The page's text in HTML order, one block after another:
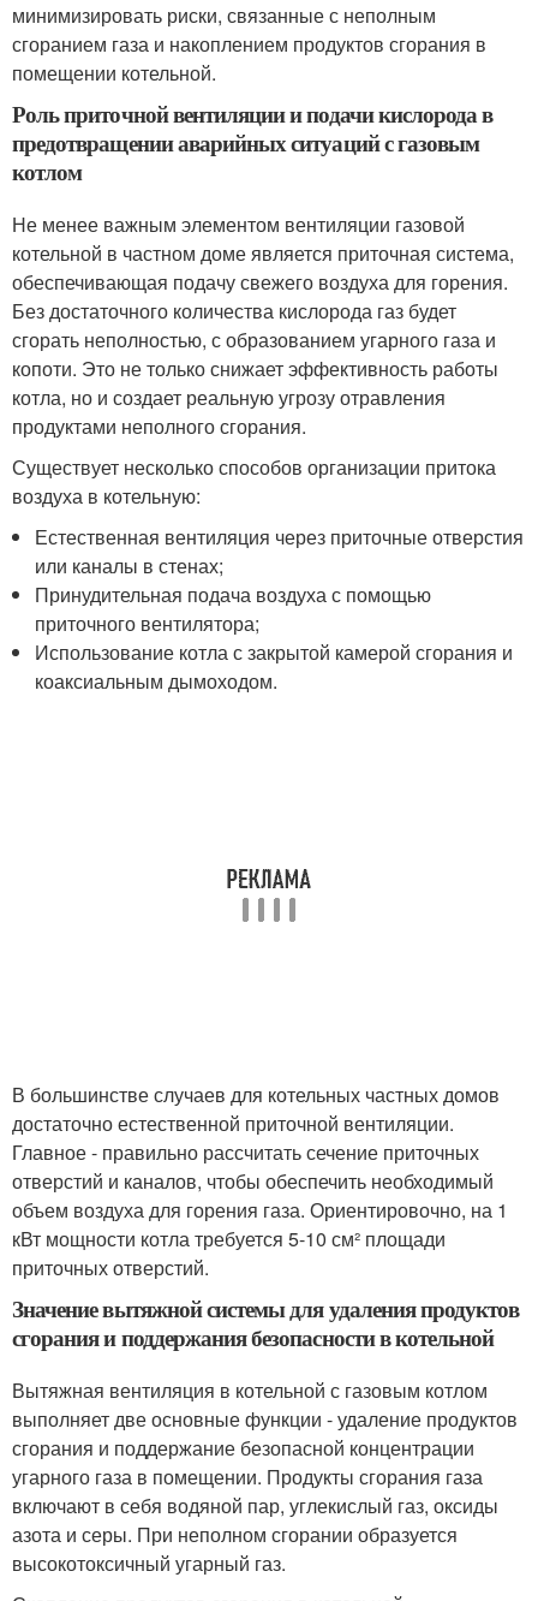
минимизировать риски, связанные с неполным
сгоранием газа и накоплением продуктов сгорания в
помещении котельной.
Роль приточной вентиляции и подачи кислорода в
предотвращении аварийных ситуаций с газовым
котлом
Не менее важным элементом вентиляции газовой
котельной в частном доме является приточная система,
обеспечивающая подачу свежего воздуха для горения.
Без достаточного количества кислорода газ будет
сгорать неполностью, с образованием угарного газа и
копоти. Это не только снижает эффективность работы
котла, но и создает реальную угрозу отравления
продуктами неполного сгорания.
Существует несколько способов организации притока
воздуха в котельную:
Естественная вентиляция через приточные отверстия
или каналы в стенах;
Принудительная подача воздуха с помощью
приточного вентилятора;
Использование котла с закрытой камерой сгорания и
коаксиальным дымоходом.
В большинстве случаев для котельных частных домов
достаточно естественной приточной вентиляции.
Главное - правильно рассчитать сечение приточных
отверстий и каналов, чтобы обеспечить необходимый
объем воздуха для горения газа. Ориентировочно, на 1
кВт мощности котла требуется 5-10 см² площади
приточных отверстий.
Значение вытяжной системы для удаления продуктов
сгорания и поддержания безопасности в котельной
Вытяжная вентиляция в котельной с газовым котлом
выполняет две основные функции - удаление продуктов
сгорания и поддержание безопасной концентрации
угарного газа в помещении. Продукты сгорания газа
включают в себя водяной пар, углекислый газ, оксиды
азота и серы. При неполном сгорании образуется
высокотоксичный угарный газ.